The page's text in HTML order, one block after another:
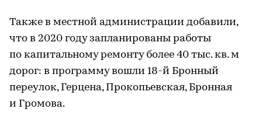
Также в местной администрации добавили,
что в 2020 году запланированы работы
по капитальному ремонту более 40 тыс. кв. м
дорог: в программу вошли 18-й Бронный
переулок, Герцена, Прокопьевская, Бронная
и Громова.